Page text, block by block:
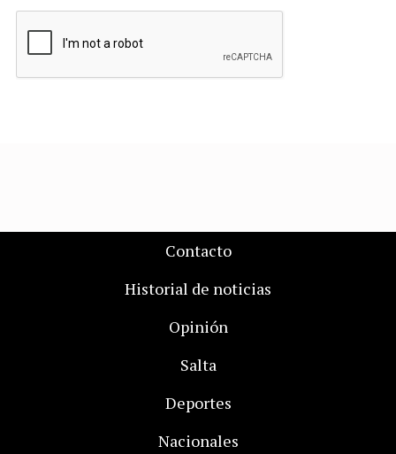
Contacto
Historial de noticias
Opinión
Salta
Deportes
Nacionales